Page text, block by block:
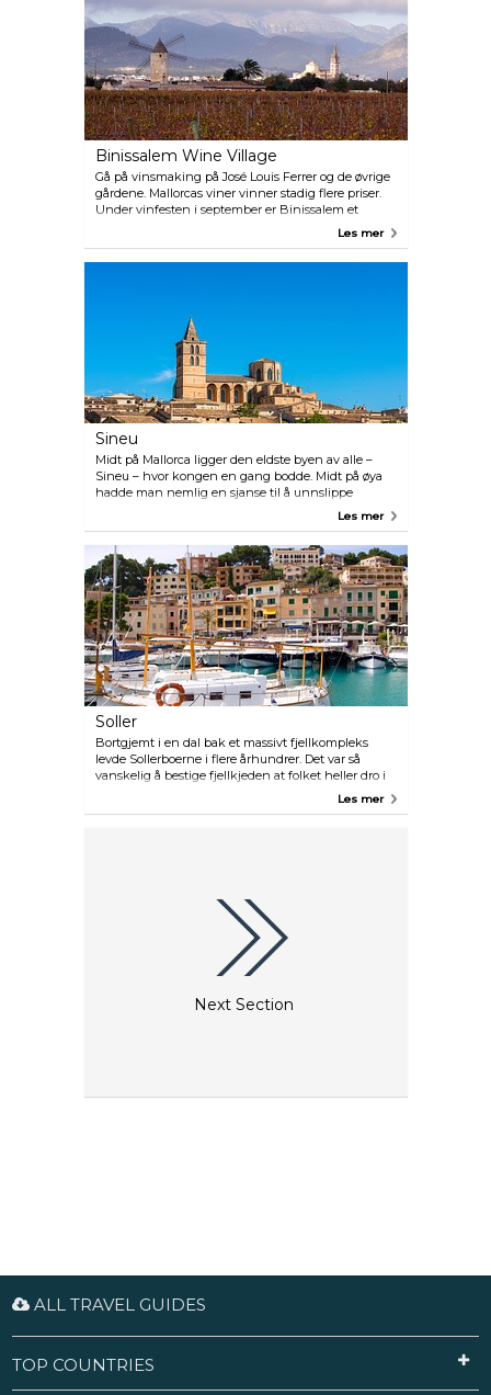
Binissalem Wine Village
Gå på vinsmaking på José Louis Ferrer og de øvrige
gårdene. Mallorcas viner vinner stadig flere priser.
Under vinfesten i september er Binissalem et
Les mer
Sineu
Midt på Mallorca ligger den eldste byen av alle –
Sineu – hvor kongen en gang bodde. Midt på øya
hadde man nemlig en sjanse til å unnslippe
dersom øya ble erobret av pirater. I mer enn 1000 år
kyr, okser, hester, sauer, hunder, esler, muldyr,
ender, høner og svaner.
Les mer
Soller
Bortgjemt i en dal bak et massivt fjellkompleks
levde Sollerboerne i flere århundrer. Det var så
vanskelig å bestige fjellkjeden at folket heller dro i
båt til Palma. Og når de først var ute i båt, hvorfor
Les mer
Next Section
ALL TRAVEL GUIDES
TOP COUNTRIES